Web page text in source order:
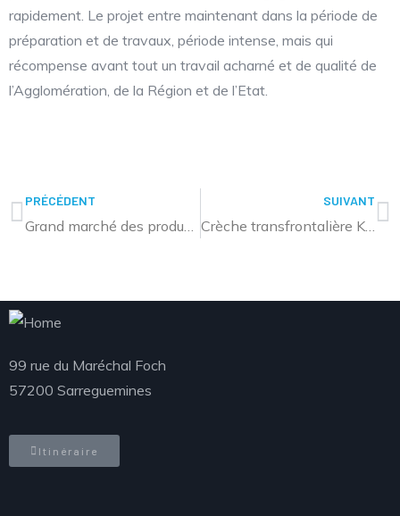
rapidement. Le projet entre maintenant dans la période de
préparation et de travaux, période intense, mais qui
récompense avant tout un travail acharné et de qualité de
l’Agglomération, de la Région et de l’Etat.
PRÉCÉDENT
Grand marché des producteurs – édition de printemps le 14 mai
SUIVANT
Crèche transfrontalière Kita Salut : ouverture des préinscriptions
99 rue du Maréchal Foch
57200 Sarreguemines
Itinéraire